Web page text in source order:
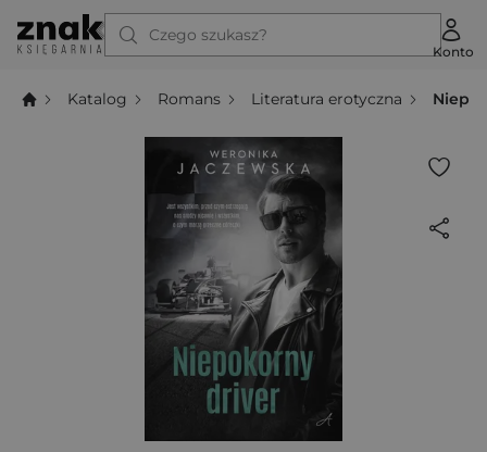
Czego szukasz?
Konto
Katalog Romans Literatura erotyczna